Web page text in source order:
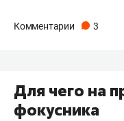
Комментарии 3
Для чего на
фокусника